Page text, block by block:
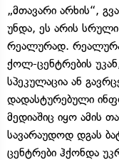
„მთავარი არხის“,
უნდა, ეს არის
რეალურად.
ქოლ-ცენტრების
სპეკულაცია ან
დადასტურებული
მედიაშიც იყო ამის
სავარაუდოდ დგას
ცენტრები ჰქონდა